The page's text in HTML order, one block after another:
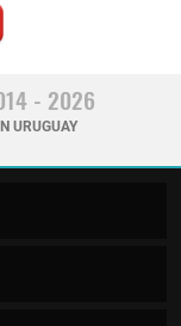
- 2026
URUGUAY